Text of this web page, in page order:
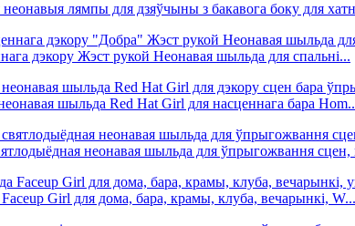
неонавыя лямпы для дзяўчыны з бакавога боку для
дэкору Жэст рукой Неонавая шыльда для спальні...
шыльда Red Hat Girl для насценнага бара
неонавая шыльда для ўпрыгожвання сцен,
Girl для дома, бара, крамы, клуба, вечарынкі, W...